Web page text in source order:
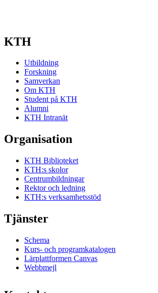
KTH
Utbildning
Forskning
Samverkan
Om KTH
Student på KTH
Alumni
KTH Intranät
Organisation
KTH Biblioteket
KTH:s skolor
Centrumbildningar
Rektor och ledning
KTH:s verksamhetsstöd
Tjänster
Schema
Kurs- och programkatalogen
Lärplattformen Canvas
Webbmejl